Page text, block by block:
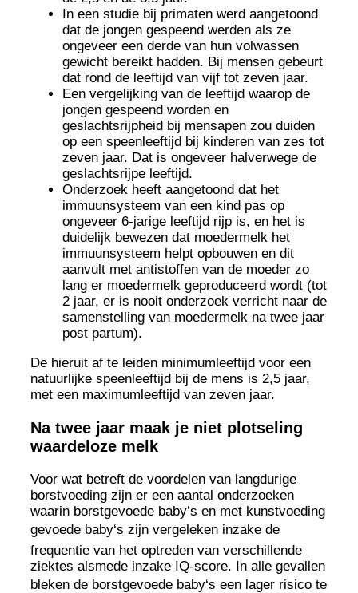
In een studie bij primaten werd aangetoond
dat de jongen gespeend werden als ze
ongeveer een derde van hun volwassen
gewicht bereikt hadden. Bij mensen gebeurt
dat rond de leeftijd van vijf tot zeven jaar.
Een vergelijking van de leeftijd waarop de
jongen gespeend worden en
geslachtsrijpheid bij mensapen zou duiden
op een speenleeftijd bij kinderen van zes tot
zeven jaar. Dat is ongeveer halverwege de
geslachtsrijpe leeftijd.
Onderzoek heeft aangetoond dat het
immuunsysteem van een kind pas op
ongeveer 6-jarige leeftijd rijp is, en het is
duidelijk bewezen dat moedermelk het
immuunsysteem helpt opbouwen en dit
aanvult met antistoffen van de moeder zo
lang er moedermelk geproduceerd wordt (tot
2 jaar, er is nooit onderzoek verricht naar de
samenstelling van moedermelk na twee jaar
post partum).
De hieruit af te leiden minimumleeftijd voor een
natuurlijke speenleeftijd bij de mens is 2,5 jaar,
met een maximumleeftijd van zeven jaar.
Na twee jaar maak je niet plotseling
waardeloze melk
Voor wat betreft de voordelen van langdurige
borstvoeding zijn er een aantal onderzoeken
waarin borstgevoede baby’s en met kunstvoeding
gevoede baby‘s zijn vergeleken inzake de
frequentie van het optreden van verschillende
ziektes alsmede inzake IQ-score. In alle gevallen
bleken de borstgevoede baby‘s een lager risico te